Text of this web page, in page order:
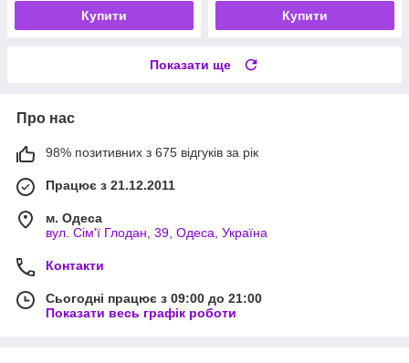
Купити Купити
Показати ще
Про нас
98% позитивних з 675 відгуків за рік
Працює з 21.12.2011
м. Одеса
вул. Сім'ї Глодан, 39, Одеса, Україна
Контакти
Сьогодні працює з 09:00 до 21:00
Показати весь графік роботи